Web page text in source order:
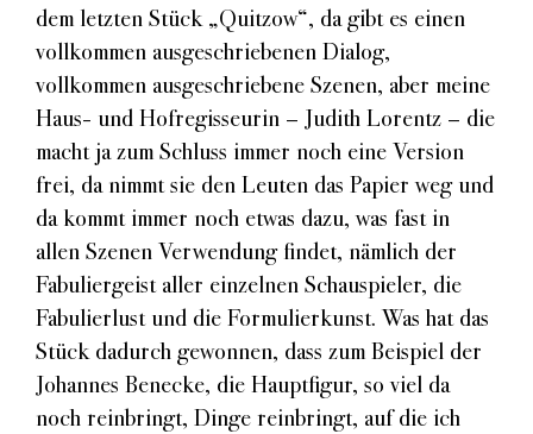
dem letzten Stück „Quitzow“, da gibt es einen
vollkommen ausgeschriebenen Dialog,
vollkommen ausgeschriebene Szenen, aber meine
Haus- und Hofregisseurin – Judith Lorentz – die
macht ja zum Schluss immer noch eine Version
frei, da nimmt sie den Leuten das Papier weg und
da kommt immer noch etwas dazu, was fast in
allen Szenen Verwendung findet, nämlich der
Fabuliergeist aller einzelnen Schauspieler, die
Fabulierlust und die Formulierkunst. Was hat das
Stück dadurch gewonnen, dass zum Beispiel der
Johannes Benecke, die Hauptfigur, so viel da
noch reinbringt, Dinge reinbringt, auf die ich